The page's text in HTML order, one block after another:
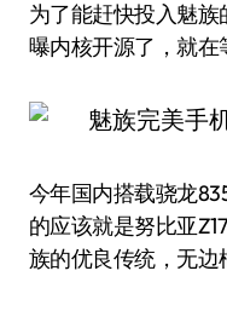
为了能赶快投入魅
曝内核开源了，就在
今年国内搭载骁龙
的应该就是努比亚
族的优良传统，无边